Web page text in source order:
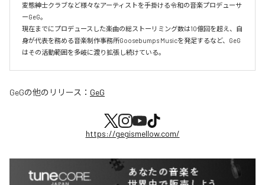
変態紳士クラブなど様々なアーティストを手掛ける令和の音楽プロデューサ
ーGeG。
現在までにプロデュースした楽曲の総ストーリミング数は10億回を超え、自
身が代表を務める音楽制作事務所Goosebumps Musicを発足するなど、GeG
はその活動範囲を多岐に渡り拡張し続けている。
GeGの他のリリース： GeG
https://gegismellow.com/